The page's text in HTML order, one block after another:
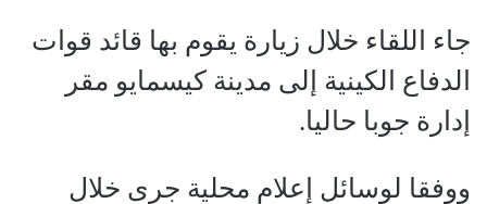
جاء اللقاء خلال زيارة يقوم بها قائد قوات
الدفاع الكينية إلى مدينة كيسمايو مقر
إدارة جوبا حاليا.
ووفقا لوسائل إعلام محلية جرى خلال